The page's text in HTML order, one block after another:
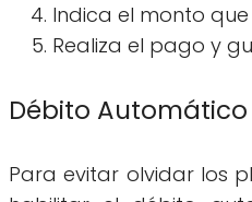
Indica el monto
Realiza el pago y
Débito Automático
Para evitar olvidar los